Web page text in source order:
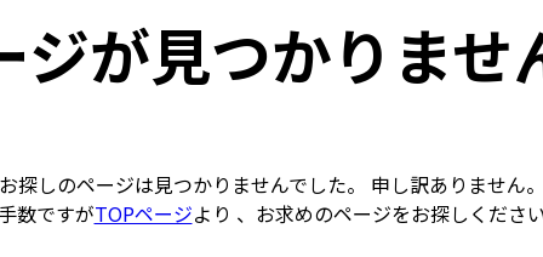
ジが見つかりませ
探しのページは見つかりませんでした。 申し訳ありません。
数ですがTOPページより 、お求めのページをお探しください